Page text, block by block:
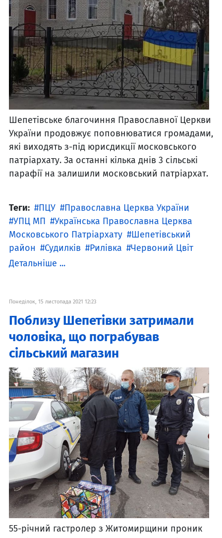
Шепетівське благочиння Православної Церкви
України продовжує поповнюватися громадами,
які виходять з-під юрисдикції московського
патріархату. За останні кілька днів 3 сільські
парафії на залишили московський патріархат.
Теги: ПЦУ
Православна Церква України
УПЦ МП
Українська Православна Церква
Московського Патріархату
Шепетівський
район
Судилків Рилівка
Червоний Цвіт
Детальніше ...
Понеділок, 15 листопада 2021 12:23
Поблизу Шепетівки затримали
чоловіка, що пограбував
сільський магазин
55-річний гастролер з Житомирщини проник